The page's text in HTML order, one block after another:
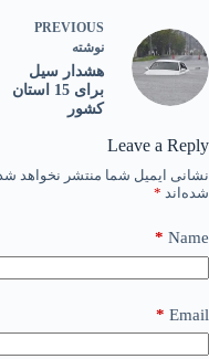
PREVIOUS
نوشته
هشدار سیل
برای 15 استان
کشور
Leave a Reply
نشانی ایمیل شما منتشر نخواهد
شده‌اند *
Name
*
Email
*